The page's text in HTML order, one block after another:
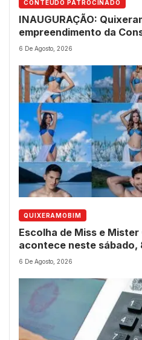
CONTEÚDO PATROCINADO
INAUGURAÇÃO:
empreendimento da
6 De Agosto, 2026
QUIXERAMOBIM
Escolha de Miss e
acontece neste sábado,
dos 237 anos do
6 De Agosto, 2026